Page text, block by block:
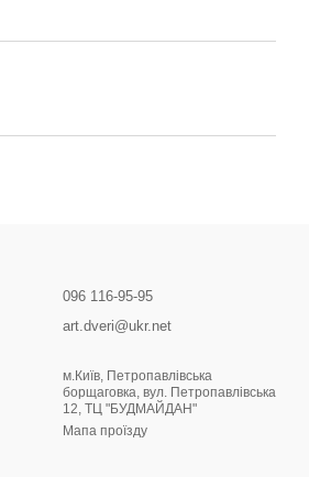
096 116-95-95
art.dveri@ukr.net
м.Київ, Петропавлівська
борщаговка, вул. Петропавлівська
12, ТЦ "БУДМАЙДАН"
Мапа проїзду